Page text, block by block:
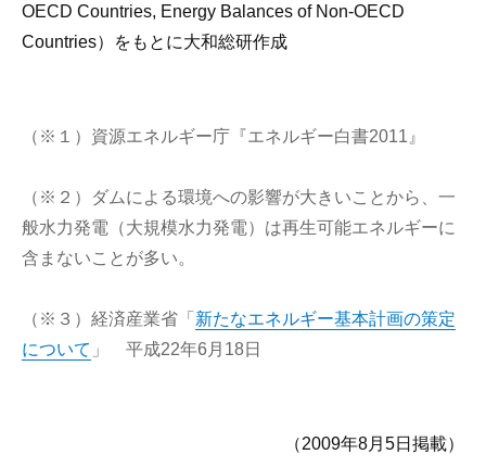
OECD Countries, Energy Balances of Non-OECD
Countries）をもとに大和総研作成
（※１）資源エネルギー庁『エネルギー白書2011』
（※２）ダムによる環境への影響が大きいことから、一
般水力発電（大規模水力発電）は再生可能エネルギーに
含まないことが多い。
（※３）経済産業省「 新たなエネルギー基本計画の策定
について 」 平成22年6月18日
（2009年8月5日掲載）